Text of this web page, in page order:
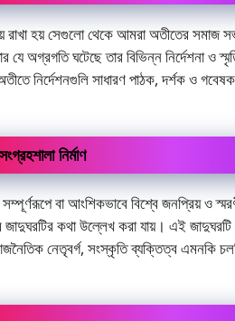
রাখা হয় সেগুলো থেকে আমরা অতীতের সমাজ
যে অগ্রগতি ঘটেছে তার বিভিন্ন নির্দেশনা ও
নির্দেশনগুলি সাধারণ পাঠক, দর্শক ও
নির্মাণ
বা আংশিকভাবে বিশ্বে জনপ্রিয় ও
কথা উল্লেখ করা যায়। এই
নেতৃবর্গ, সংস্কৃতি ব্যক্তিত্ব এমনকি